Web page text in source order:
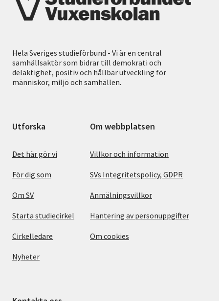
Hela Sveriges studieförbund - Vi är en central
samhällsaktör som bidrar till demokrati och
delaktighet, positiv och hållbar utveckling för
människor, miljö och samhällen.
Utforska
Det här gör vi
För dig som
Om SV
Starta studiecirkel
Cirkelledare
Nyheter
Om webbplatsen
Villkor och information
SVs Integritetspolicy, GDPR
Anmälningsvillkor
Hantering av personuppgifter
Om cookies